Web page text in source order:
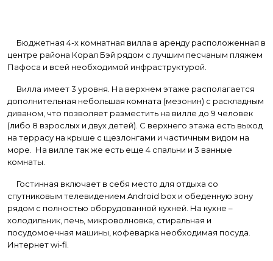
Бюджетная 4-х комнатная вилла в аренду расположенная в
центре района Корал Бэй рядом с лучшим песчаным пляжем
Пафоса и всей необходимой инфраструктурой.
Вилла имеет 3 уровня. На верхнем этаже располагается
дополнительная небольшая комната (мезонин) с раскладным
диваном, что позволяет разместить на вилле до 9 человек
(либо 8 взрослых и двух детей). С верхнего этажа есть выход
на террасу на крыше с щезлонгами и частичным видом на
море. На вилле так же есть еще 4 спальни и 3 ванные
комнаты.
Гостинная включает в себя место для отдыха со
спутниковым телевидением Android box и обеденную зону
рядом с полностью оборудованной кухней. На кухне –
холодильник, печь, микроволновка, стиральная и
посудомоечная машины, кофеварка необходимая посуда.
Интернет wi-fi.